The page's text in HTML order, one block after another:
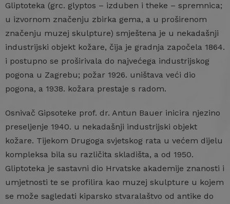
Gliptoteka (grc. glyptos – izduben i theke – spremnica;
u izvornom značenju zbirka gema, a u proširenom
značenju muzej skulpture) smještena je u nekadašnji
industrijski objekt kožare, čija je gradnja započela 1864.
i postupno se proširivala do najvećega industrijskog
pogona u Zagrebu; požar 1926. uništava veći dio
pogona, a 1938. kožara prestaje s radom.
Osnivač Gipsoteke prof. dr. Antun Bauer inicira njezino
preseljenje 1940. u nekadašnji industrijski objekt
kožare. Tijekom Drugoga svjetskog rata u većem dijelu
kompleksa bila su različita skladišta, a od 1950.
Gliptoteka je sastavni dio Hrvatske akademije znanosti i
umjetnosti te se profilira kao muzej skulpture u kojem
se može sagledati kiparsko stvaralaštvo od antike do